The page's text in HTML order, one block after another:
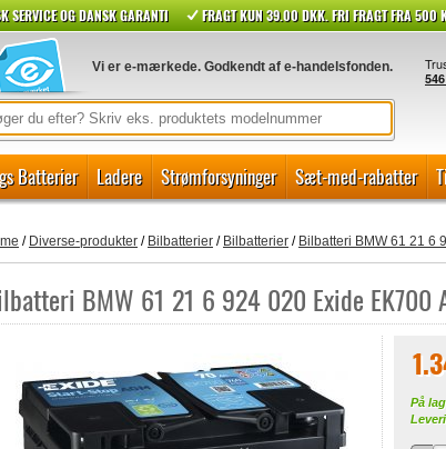
SERVICE OG DANSK GARANTI FRAGT KUN 39.00 DKK. FRI FRAGT FRA 500
Vi er e-mærkede. Godkendt af e-handelsfonden.
Batterier Ladere Strømforsyninger Sæt-med-rabatter
/ Diverse-produkter/ Bilbatterier/ Bilbatterier/ Bilbatteri BMW 61 21 6
BMW 61 21 6 924 020 Exide EK700
På